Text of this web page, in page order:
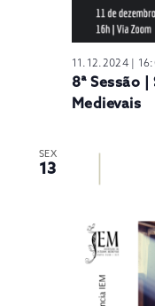
11.12.2024 |
8ª Sessão
Medievais
SEX
13